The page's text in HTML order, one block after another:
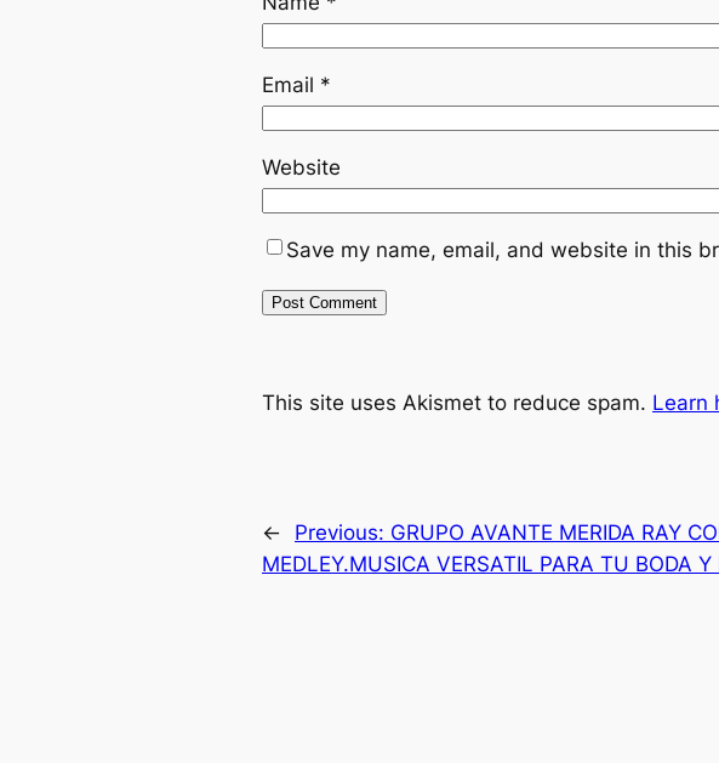
Email *
Website
Save my name, email, and website in this
This site uses Akismet to reduce spam. Learn
← Previous: GRUPO AVANTE MERIDA RAY
MEDLEY.MUSICA VERSATIL PARA TU BODA Y